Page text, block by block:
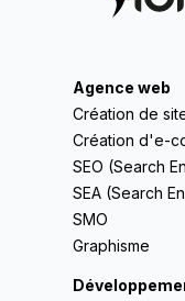
Agence web
Création de
Création d'e-
SEO (Search
SEA (Search
SMO
Graphisme